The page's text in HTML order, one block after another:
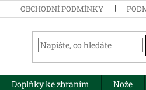
OBCHODNÍ PODMÍNKY
Doplňky ke zbraním Nože